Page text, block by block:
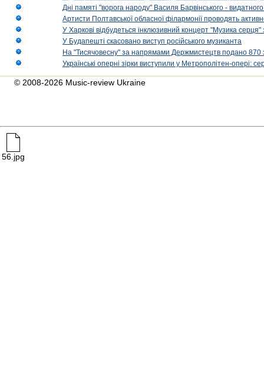
Дні памяті "ворога народу" Василя Барвінського -
Артисти Полтавської обласної філармонії проводять
У Харкові відбудеться інклюзивний концерт "Музика
У Будапешті скасовано виступ російського музиканта
На "Тисячовесну" за напрямами Держмистецтв подано 870
Українські оперні зірки виступили у Метрополітен-опері:
© 2008-2026 Music-review Ukraine
56.jpg